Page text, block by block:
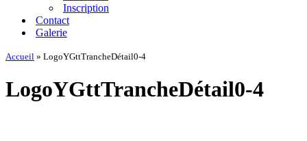
Inscription
Contact
Galerie
Accueil » LogoYGttTrancheDétail0-4
LogoYGttTrancheDétail0-4